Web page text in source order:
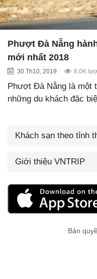
Phượt Đà Nẵng
mới nhất 2018
30 Th10, 2019 8.0K
Phượt Đà Nẵng là một
những du khách đặc
Khách sạn theo tỉnh
Giới thiệu VNTRIP
Bản